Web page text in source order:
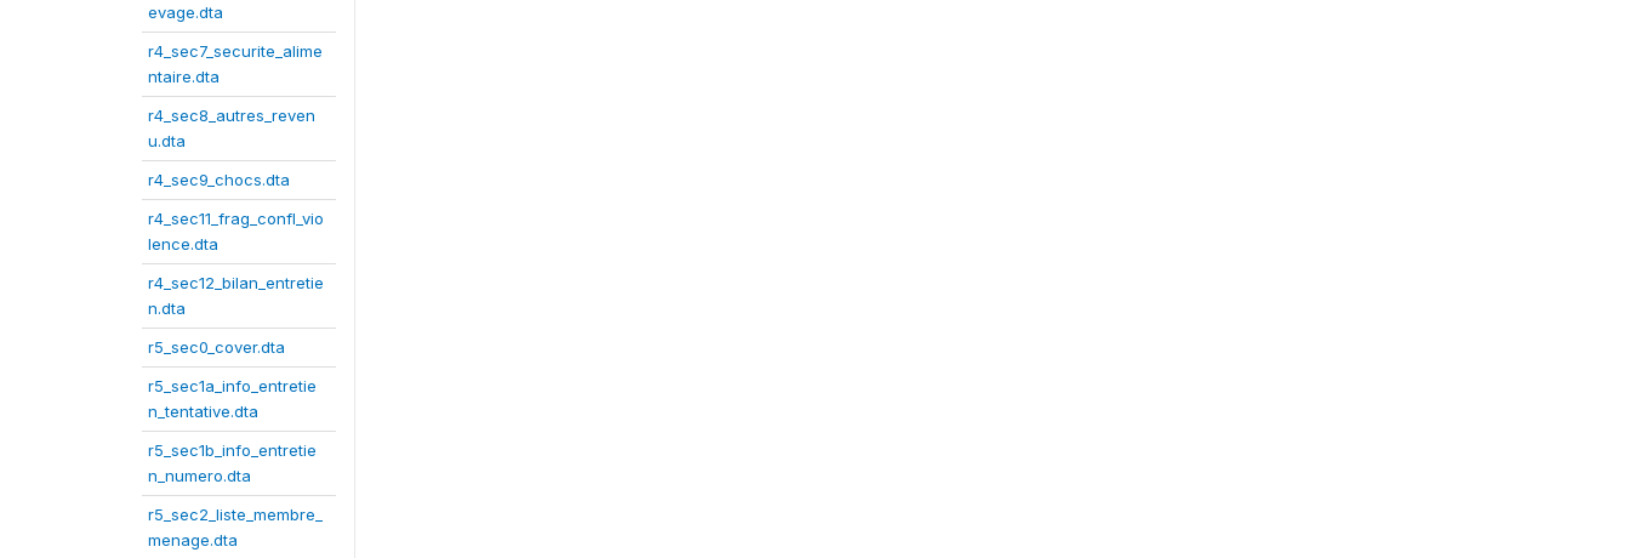
evage.dta
r4_sec7_securite_alime
ntaire.dta
r4_sec8_autres_reven
u.dta
r4_sec9_chocs.dta
r4_sec11_frag_confl_vio
lence.dta
r4_sec12_bilan_entretie
n.dta
r5_sec0_cover.dta
r5_sec1a_info_entretie
n_tentative.dta
r5_sec1b_info_entretie
n_numero.dta
r5_sec2_liste_membre_
menage.dta